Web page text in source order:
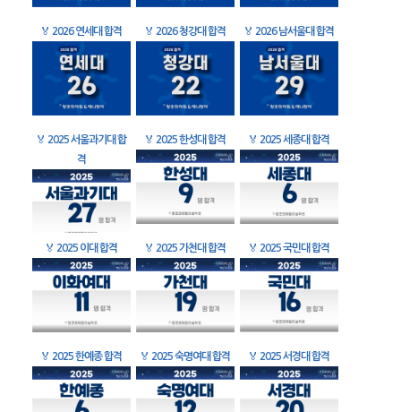
🏅 2026 연세대 합격 🏅 2026 청강대 합격 🏅 2026 남서울대 합격
🏅 2025 서울과기대 합
격
🏅 2025 한성대 합격 🏅 2025 세종대 합격
🏅 2025 이대 합격 🏅 2025 가천대 합격 🏅 2025 국민대 합격
🏅 2025 한예종 합격 🏅 2025 숙명여대 합격 🏅 2025 서경대 합격